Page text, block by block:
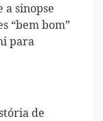
a sinopse
“bem bom”
para
de